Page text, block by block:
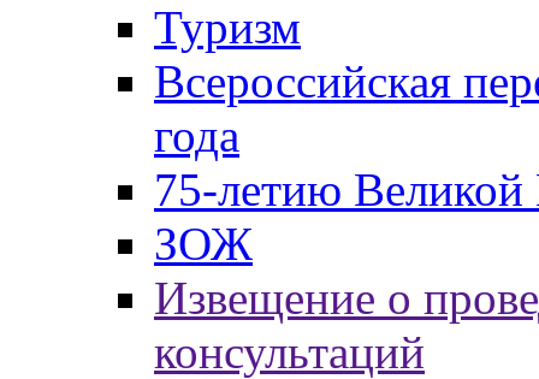
Туризм
Всероссийская
года
75-летию
ЗОЖ
Извещение о
консультаций